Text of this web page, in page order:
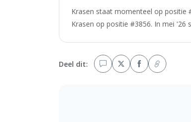
Krasen staat momenteel op positie
Krasen op positie #3856. In mei '26
Deel dit: